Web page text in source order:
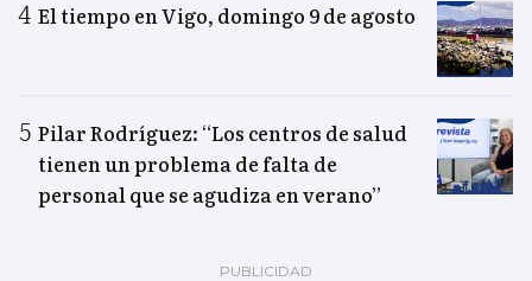
El tiempo en Vigo, domingo 9 de agosto
Pilar Rodríguez: “Los centros de salud
tienen un problema de falta de
personal que se agudiza en verano”